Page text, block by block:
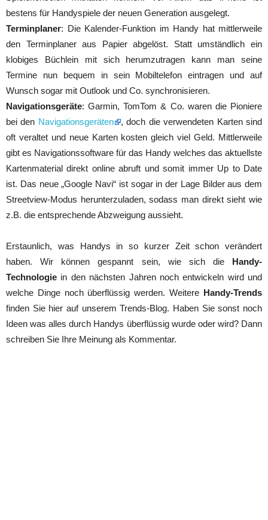
bestens für Handyspiele der neuen Generation ausgelegt.
Terminplaner: Die Kalender-Funktion im Handy hat mittlerweile
den Terminplaner aus Papier abgelöst. Statt umständlich ein
klobiges Büchlein mit sich herumzutragen kann man seine
Termine nun bequem in sein Mobiltelefon eintragen und auf
Wunsch sogar mit Outlook und Co. synchronisieren.
Navigationsgeräte: Garmin, TomTom & Co. waren die Pioniere
bei den Navigationsgeräten
, doch die verwendeten Karten sind
oft veraltet und neue Karten kosten gleich viel Geld. Mittlerweile
gibt es Navigationssoftware für das Handy welches das aktuellste
Kartenmaterial direkt online abruft und somit immer Up to Date
ist. Das neue „Google Navi“ ist sogar in der Lage Bilder aus dem
Streetview-Modus herunterzuladen, sodass man direkt sieht wie
z.B. die entsprechende Abzweigung aussieht.
Erstaunlich, was Handys in so kurzer Zeit schon verändert
haben. Wir können gespannt sein, wie sich die Handy-
Technologie in den nächsten Jahren noch entwickeln wird und
welche Dinge noch überflüssig werden. Weitere Handy-Trends
finden Sie hier auf unserem Trends-Blog. Haben Sie sonst noch
Ideen was alles durch Handys überflüssig wurde oder wird? Dann
schreiben Sie Ihre Meinung als Kommentar.